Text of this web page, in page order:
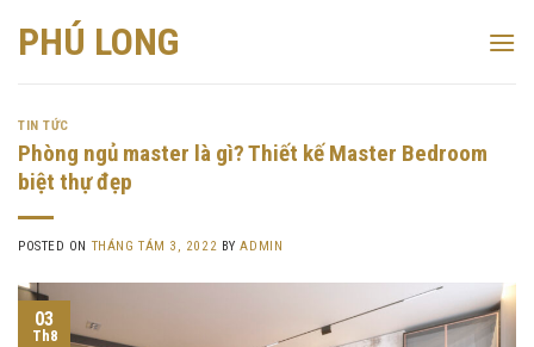
PHÚ LONG
TIN TỨC
Phòng ngủ master là gì? Thiết kế Master Bedroom
biệt thự đẹp
POSTED ON THÁNG TÁM 3, 2022 BYADMIN
03
Th8